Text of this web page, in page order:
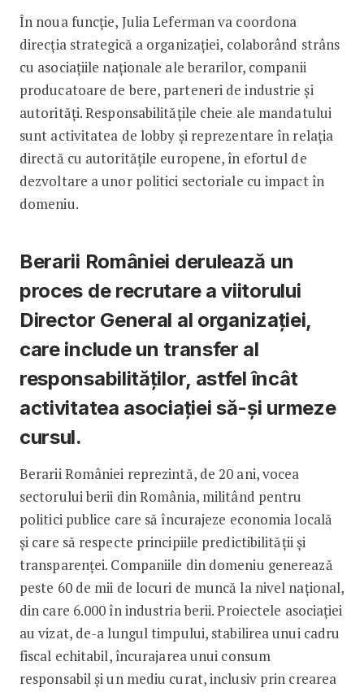
În noua funcție, Julia Leferman va coordona
direcția strategică a organizației, colaborând strâns
cu asociațiile naționale ale berarilor, companii
producatoare de bere, parteneri de industrie și
autorități. Responsabilitățile cheie ale mandatului
sunt activitatea de lobby și reprezentare în relația
directă cu autoritățile europene, în efortul de
dezvoltare a unor politici sectoriale cu impact în
domeniu.
Berarii României derulează un
proces de recrutare a viitorului
Director General al organizației,
care include un transfer al
responsabilităților, astfel încât
activitatea asociației să-și urmeze
cursul.
Berarii României reprezintă, de 20 ani, vocea
sectorului berii din România, militând pentru
politici publice care să încurajeze economia locală
și care să respecte principiile predictibilității și
transparenței. Companiile din domeniu generează
peste 60 de mii de locuri de muncă la nivel național,
din care 6.000 în industria berii. Proiectele asociației
au vizat, de-a lungul timpului, stabilirea unui cadru
fiscal echitabil, încurajarea unui consum
responsabil și un mediu curat, inclusiv prin crearea